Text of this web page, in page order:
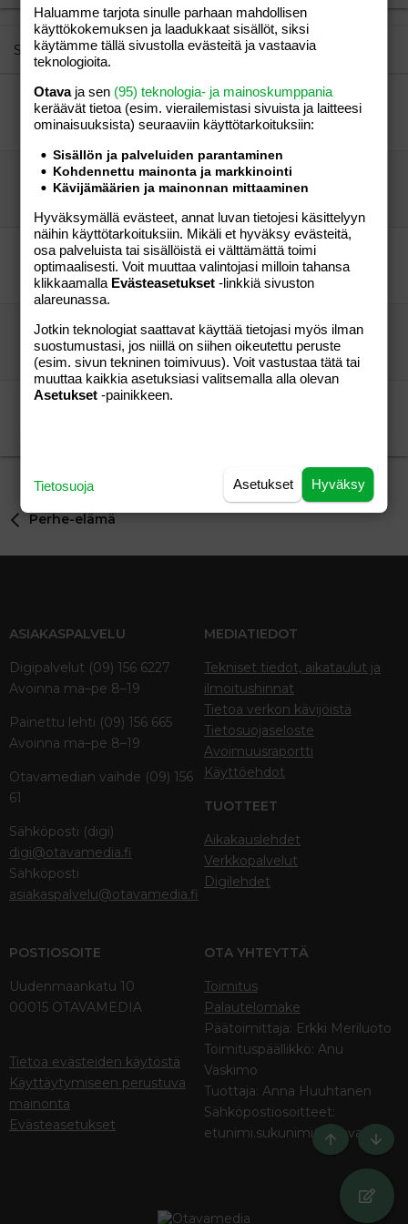
22
26
Times New Roman
Trebuchet MS
Similar threads
Sitruunakakku ilman vatkainta??
Sitruunakakku Aihe vapaa
5
Aihe vapaa
24.08.2013
leipuri
Nuudeliohjetta vailla
kokkikolmonen
Perhe-elämä
new yorkin juustokakku?
taustalla Perhe-elämä
1
Perhe-elämä
13.09.2005
omia kolme
kotijogurttia?
Tepa75 Perhe-elämä
2
Perhe-elämä
27.01.2009
Tepa75
feta-tonnikalapiirakka
Perhe-elämä
ASIAKASPALVELU
Digipalvelut (09) 156 6227
Avoinna ma–pe 8–19
Painettu lehti (09) 156 665
Avoinna ma–pe 8–19
Otavamedian vaihde (09) 156
61
Sähköposti (digi)
digi@otavamedia.fi
Sähköposti
asiakaspalvelu@otavamedia.fi
MEDIATIEDOT
Tekniset tiedot, aikataulut ja
ilmoitushinnat
Tietoa verkon kävijöistä
Tietosuojaseloste
Avoimuusraportti
Käyttöehdot
TUOTTEET
Aikakauslehdet
Verkkopalvelut
Digilehdet
POSTIOSOITE
Uudenmaankatu 10
00015 OTAVAMEDIA
Tietoa evästeiden käytöstä
Käyttäytymiseen perustuva
mainonta
Evästeasetukset
OTA YHTEYTTÄ
Toimitus
Palautelomake
Päätoimittaja: Erkki Meriluoto
Toimituspäällikkö: Anu
Vaskimo
Tuottaja: Anna Huuhtanen
Sähköpostiosoitteet:
etunimi.sukunimi@otava.fi
Ylös
Haluamme tarjota sinulle parhaan mahdollisen
käyttökokemuksen ja laadukkaat sisällöt, siksi
käytämme tällä sivustolla evästeitä ja vastaavia
teknologioita.
Otavaja sen (95) teknologia- ja mainoskumppania
keräävät tietoa (esim. vierailemis­tasi sivuista ja laitteesi
ominaisuuk­sista) seuraaviin käyttötarkoituksiin:
Sisällön ja palveluiden parantaminen
Kohdennettu mainonta ja markkinointi
Kävijämäärien ja mainonnan mittaaminen
Hyväksymällä evästeet, annat luvan tietojesi käsittelyyn
näihin käyttötarkoituksiin. Mikäli et hyväksy evästeitä,
osa palveluista tai sisällöistä ei välttämättä toimi
optimaalisesti. Voit muuttaa valintojasi milloin tahansa
klikkaamalla Evästeasetukset -linkkiä sivuston
alareunassa.
Jotkin teknologiat saattavat käyttää tietojasi myös ilman
suostumustasi, jos niillä on siihen oikeutettu peruste
(esim. sivun tekninen toimivuus). Voit vastustaa tätä tai
muuttaa kaikkia asetuksiasi valitsemalla alla olevan
Asetukset -painikkeen.
Hyväksy
Asetukset
Tietosuoja